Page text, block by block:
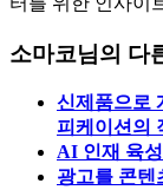
소마코님의 다
신제품으로
피케이션의
AI 인재 육
광고를 콘텐